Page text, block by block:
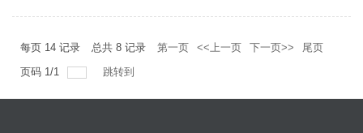
每页 14 记录 总共 8 记录 第一页 <<上一页 下一页>>
尾页
页码 1/1 跳转到